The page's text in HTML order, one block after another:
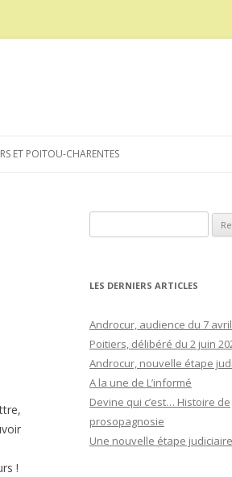
ET POITOU-CHARENTES
!
LES DERNIERS ARTICLES
Androcur, audience du 7
Poitiers, délibéré du 2 juin
Androcur, nouvelle étape
A la une de L’informé
Devine qui c’est… Histoire de
prosopagnosie
Une nouvelle étape